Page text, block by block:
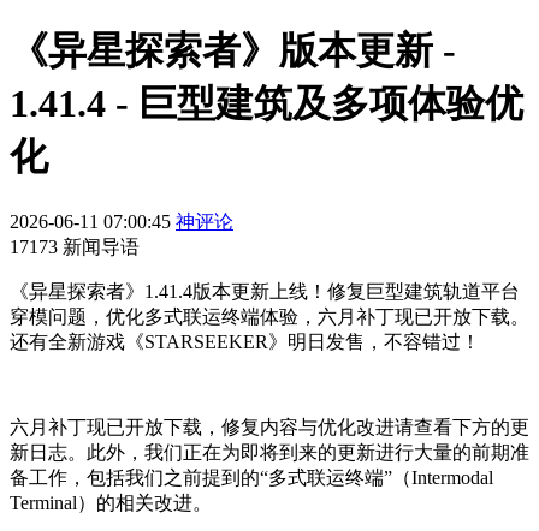
《异星探索者》版本更新 -
1.41.4 - 巨型建筑及多项体验优
化
2026-06-11 07:00:45 神评论
17173 新闻导语
《异星探索者》1.41.4版本更新上线！修复巨型建筑轨道平台
穿模问题，优化多式联运终端体验，六月补丁现已开放下载。
还有全新游戏《STARSEEKER》明日发售，不容错过！
六月补丁现已开放下载，修复内容与优化改进请查看下方的更
新日志。此外，我们正在为即将到来的更新进行大量的前期准
备工作，包括我们之前提到的“多式联运终端”（Intermodal
Terminal）的相关改进。